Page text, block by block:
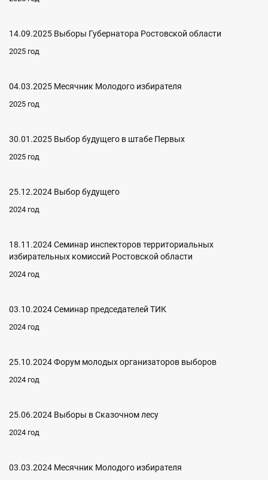
14.09.2025 Выборы Губернатора Ростовской области
2025 год
04.03.2025 Месячник Молодого избирателя
2025 год
30.01.2025 Выбор будущего в штабе Первых
2025 год
25.12.2024 Выбор будущего
2024 год
18.11.2024 Семинар инспекторов территориальных
избирательных комиссий Ростовской области
2024 год
03.10.2024 Семинар председателей ТИК
2024 год
25.10.2024 Форум молодых организаторов выборов
2024 год
25.06.2024 Выборы в Сказочном лесу
2024 год
03.03.2024 Месячник Молодого избирателя